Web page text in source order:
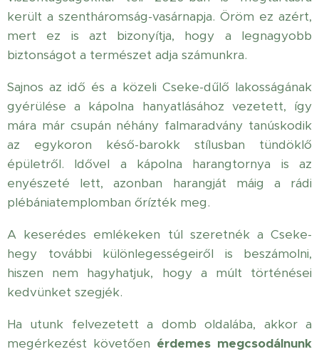
került a szentháromság-vasárnapja. Öröm ez azért,
mert ez is azt bizonyítja, hogy a legnagyobb
biztonságot a természet adja számunkra.
Sajnos az idő és a közeli Cseke-dűlő lakosságának
gyérülése a kápolna hanyatlásához vezetett, így
mára már csupán néhány falmaradvány tanúskodik
az egykoron késő-barokk stílusban tündöklő
épületről. Idővel a kápolna harangtornya is az
enyészeté lett, azonban harangját máig a rádi
plébániatemplomban őrízték meg.
A keserédes emlékeken túl szeretnék a Cseke-
hegy további különlegességeiről is beszámolni,
hiszen nem hagyhatjuk, hogy a múlt történései
kedvünket szegjék.
Ha utunk felvezetett a domb oldalába, akkor a
megérkezést követően érdemes megcsodálnunk